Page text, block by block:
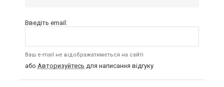
Введіть email:
Ваш e-mail не відображатиметься на сайті
або Авторизуйтесь для написання відгуку